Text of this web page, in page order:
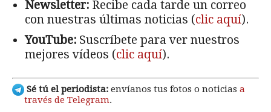
Newsletter: Recibe cada tarde un correo
con nuestras últimas noticias (clic aquí).
YouTube: Suscríbete para ver nuestros
mejores vídeos (clic aquí).
Sé tú el periodista: envíanos tus fotos o noticias a
través de Telegram.